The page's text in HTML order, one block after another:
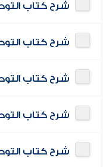
شرح كتاب
شرح كتاب
شرح كتاب
شرح كتاب
شرح كتاب